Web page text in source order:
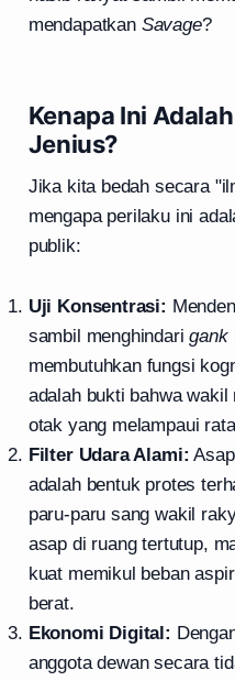
mendapatkan Savage?
Kenapa Ini
Jenius?
Jika kita bedah secara
mengapa perilaku ini
publik:
Uji Konsentrasi:
sambil menghindarigank
membutuhkan fungsi
adalah bukti bahwa
otak yang melampaui
Filter Udara Alami:
adalah bentuk protes
paru-paru sang wakil
asap di ruang tertutup,
kuat memikul beban
berat.
Ekonomi Digital:
anggota dewan secara